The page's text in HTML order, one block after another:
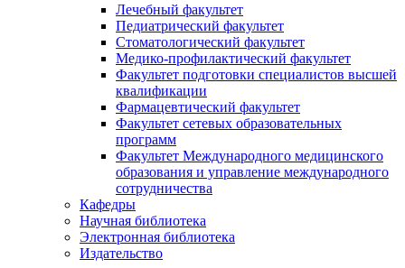
Лечебный факультет
Педиатрический факультет
Стоматологический факультет
Медико-профилактический факультет
Факультет подготовки специалистов высшей
квалификации
Фармацевтический факультет
Факультет сетевых образовательных
программ
Факультет Международного медицинского
образования и управление международного
сотрудничества
Кафедры
Научная библиотека
Электронная библиотека
Издательство